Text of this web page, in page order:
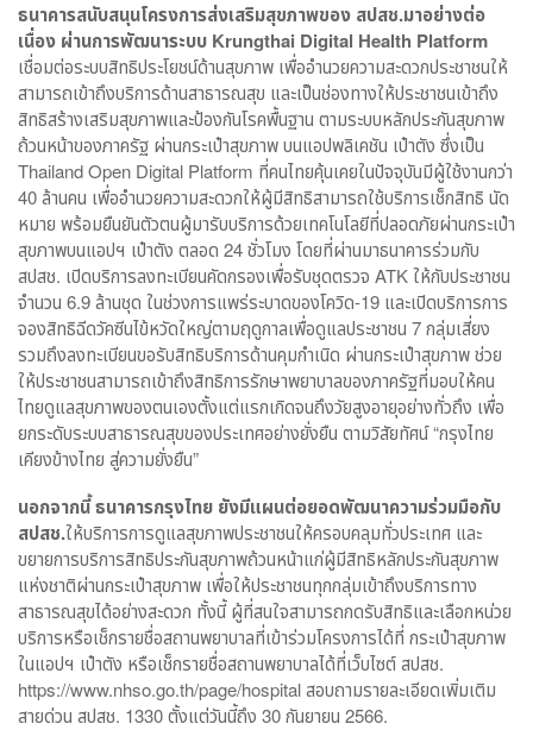
ธนาคารสนับสนุนโครงการส่งเสริมสุขภาพของ สปสช.มาอย่างต่อ
เนื่อง ผ่านการพัฒนาระบบ Krungthai Digital Health Platform
เชื่อมต่อระบบสิทธิประโยชน์ด้านสุขภาพ เพื่ออำนวยความสะดวกประชาชนให้
สามารถเข้าถึงบริการด้านสาธารณสุข และเป็นช่องทางให้ประชาชนเข้าถึง
สิทธิสร้างเสริมสุขภาพและป้องกันโรคพื้นฐาน ตามระบบหลักประกันสุขภาพ
ถ้วนหน้าของภาครัฐ ผ่านกระเป๋าสุขภาพ บนแอปพลิเคชัน เป๋าตัง ซึ่งเป็น
Thailand Open Digital Platform ที่คนไทยคุ้นเคยในปัจจุบันมีผู้ใช้งานกว่า
40 ล้านคน เพื่ออำนวยความสะดวกให้ผู้มีสิทธิสามารถใช้บริการเช็กสิทธิ นัด
หมาย พร้อมยืนยันตัวตนผู้มารับบริการด้วยเทคโนโลยีที่ปลอดภัยผ่านกระเป๋า
สุขภาพบนแอปฯ เป๋าตัง ตลอด 24 ชั่วโมง โดยที่ผ่านมาธนาคารร่วมกับ
สปสช. เปิดบริการลงทะเบียนคัดกรองเพื่อรับชุดตรวจ ATK ให้กับประชาชน
จำนวน 6.9 ล้านชุด ในช่วงการแพร่ระบาดของโควิด-19 และเปิดบริการการ
จองสิทธิฉีดวัคซีนไข้หวัดใหญ่ตามฤดูกาลเพื่อดูแลประชาชน 7 กลุ่มเสี่ยง
รวมถึงลงทะเบียนขอรับสิทธิบริการด้านคุมกำเนิด ผ่านกระเป๋าสุขภาพ ช่วย
ให้ประชาชนสามารถเข้าถึงสิทธิการรักษาพยาบาลของภาครัฐที่มอบให้คน
ไทยดูแลสุขภาพของตนเองตั้งแต่แรกเกิดจนถึงวัยสูงอายุอย่างทั่วถึง เพื่อ
ยกระดับระบบสาธารณสุขของประเทศอย่างยั่งยืน ตามวิสัยทัศน์ “กรุงไทย
เคียงข้างไทย สู่ความยั่งยืน”
นอกจากนี้ ธนาคารกรุงไทย ยังมีแผนต่อยอดพัฒนาความร่วมมือกับ
สปสช.ให้บริการการดูแลสุขภาพประชาชนให้ครอบคลุมทั่วประเทศ และ
ขยายการบริการสิทธิประกันสุขภาพถ้วนหน้าแก่ผู้มีสิทธิหลักประกันสุขภาพ
แห่งชาติผ่านกระเป๋าสุขภาพ เพื่อให้ประชาชนทุกกลุ่มเข้าถึงบริการทาง
สาธารณสุขได้อย่างสะดวก ทั้งนี้ ผู้ที่สนใจสามารถกดรับสิทธิและเลือกหน่วย
บริการหรือเช็กรายชื่อสถานพยาบาลที่เข้าร่วมโครงการได้ที่ กระเป๋าสุขภาพ
ในแอปฯ เป๋าตัง หรือเช็กรายชื่อสถานพยาบาลได้ที่เว็บไซต์ สปสช.
https://www.nhso.go.th/page/hospital สอบถามรายละเอียดเพิ่มเติม
สายด่วน สปสช. 1330 ตั้งแต่วันนี้ถึง 30 กันยายน 2566.